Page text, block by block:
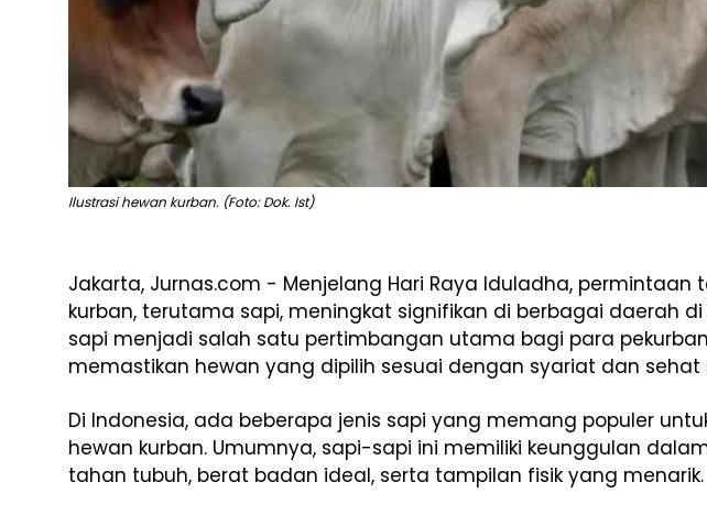
Ilustrasi hewan kurban. (Foto: Dok. Ist)
Jakarta, Jurnas.com - Menjelang Hari Raya Iduladha, permintaan
kurban, terutama sapi, meningkat signifikan di berbagai daerah di
sapi menjadi salah satu pertimbangan utama bagi para
memastikan hewan yang dipilih sesuai dengan syariat dan sehat
Di Indonesia, ada beberapa jenis sapi yang memang populer
hewan kurban. Umumnya, sapi-sapi ini memiliki keunggulan
tahan tubuh, berat badan ideal, serta tampilan fisik yang menarik.